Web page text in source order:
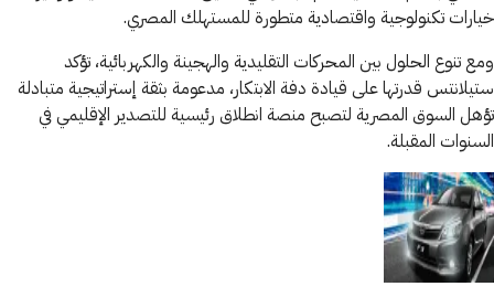
خيارات تكنولوجية واقتصادية متطورة للمستهلك المصري.
ومع تنوع الحلول بين المحركات التقليدية والهجينة والكهربائية، تؤكد
ستيلانتس قدرتها على قيادة دفة الابتكار، مدعومة بثقة إستراتيجية متبادلة
تؤهل السوق المصرية لتصبح منصة انطلاق رئيسية للتصدير الإقليمي في
السنوات المقبلة.